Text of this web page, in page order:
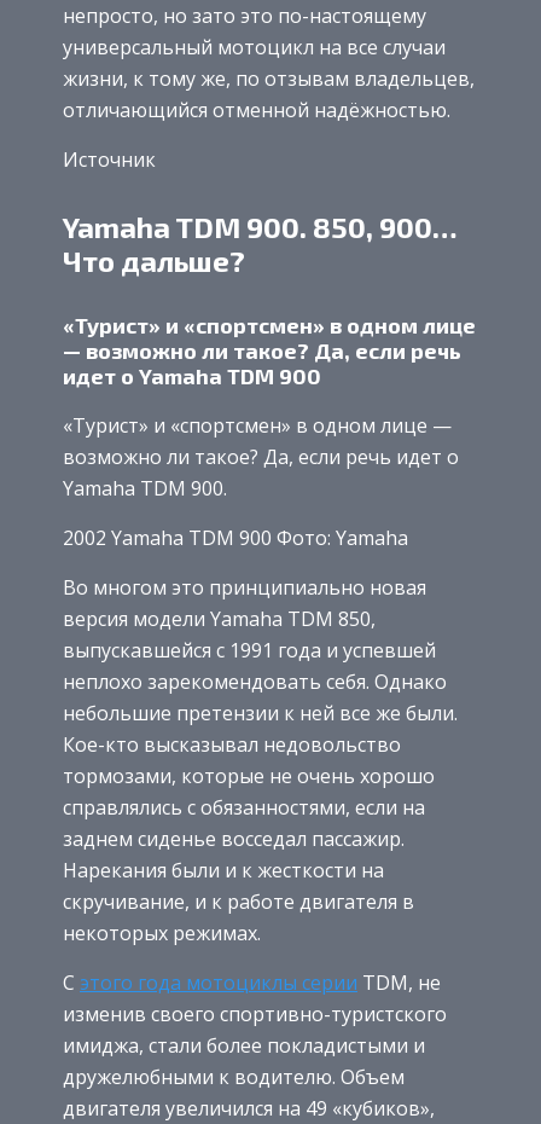
непросто, но зато это по-настоящему
универсальный мотоцикл на все случаи
жизни, к тому же, по отзывам владельцев,
отличающийся отменной надёжностью.
Источник
Yamaha TDM 900. 850, 900…
Что дальше?
«Турист» и «спортсмен» в одном лице
— возможно ли такое? Да, если речь
идет о Yamaha TDM 900
«Турист» и «спортсмен» в одном лице —
возможно ли такое? Да, если речь идет о
Yamaha TDM 900.
2002 Yamaha TDM 900 Фото: Yamaha
Во многом это принципиально новая
версия модели Yamaha TDM 850,
выпускавшейся с 1991 года и успевшей
неплохо зарекомендовать себя. Однако
небольшие претензии к ней все же были.
Кое-кто высказывал недовольство
тормозами, которые не очень хорошо
справлялись с обязанностями, если на
заднем сиденье восседал пассажир.
Нарекания были и к жесткости на
скручивание, и к работе двигателя в
некоторых режимах.
С этого года мотоциклы серии TDM, не
изменив своего спортивно-туристского
имиджа, стали более покладистыми и
дружелюбными к водителю. Объем
двигателя увеличился на 49 «кубиков»,